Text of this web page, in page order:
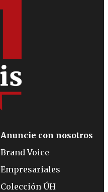
Anuncie con nosotros
Brand Voice
Empresariales
Colección ÚH